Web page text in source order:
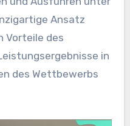
Ansatz
Vorteile des
in
des Wettbewerbs